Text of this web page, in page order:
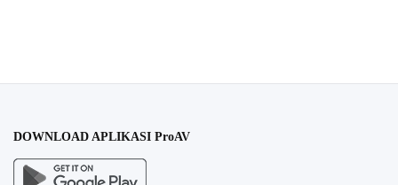
DOWNLOAD APLIKASI ProAV